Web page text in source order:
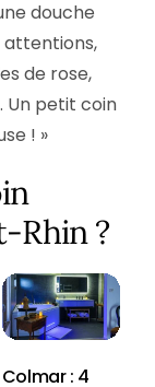
douche
attentions,
de rose,
Un petit coin
! »
Rhin ?
Colmar : 4